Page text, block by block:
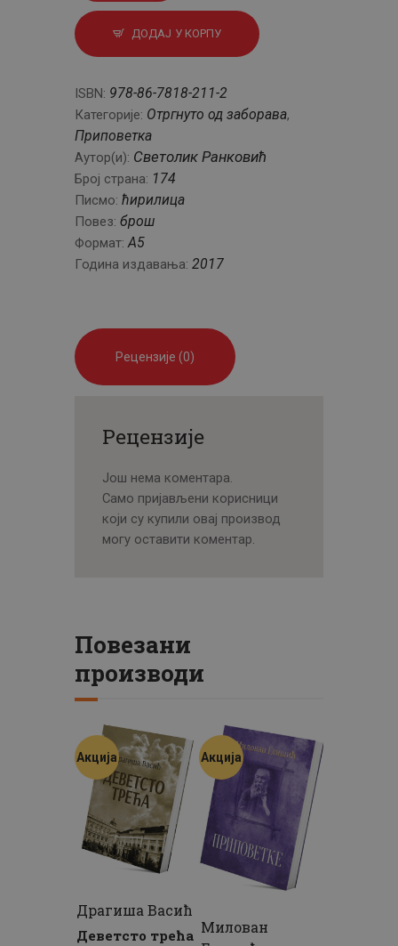
ДОДАЈ У КОРПУ
ISBN: 978-86-7818-211-2
Категорије: Отргнуто од заборава,
Приповетка
Аутор(и): Светолик Ранковић
Број страна: 174
Писмо: ћирилица
Повез: брош
Формат:A5
Година издавања: 2017
Рецензије (0)
Рецензије
Још нема коментара.
Само пријављени корисници
који су купили овај производ
могу оставити коментар.
Повезани
производи
Акција
Драгиша Васић
Деветсто трећа
Акција
Милован